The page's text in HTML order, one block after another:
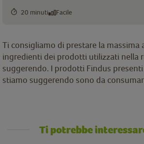
20 minuti Facile
Ti consigliamo di prestare la massima
ingredienti dei prodotti utilizzati nella
suggerendo. I prodotti Findus
stiamo suggerendo sono da
Ti potrebbe